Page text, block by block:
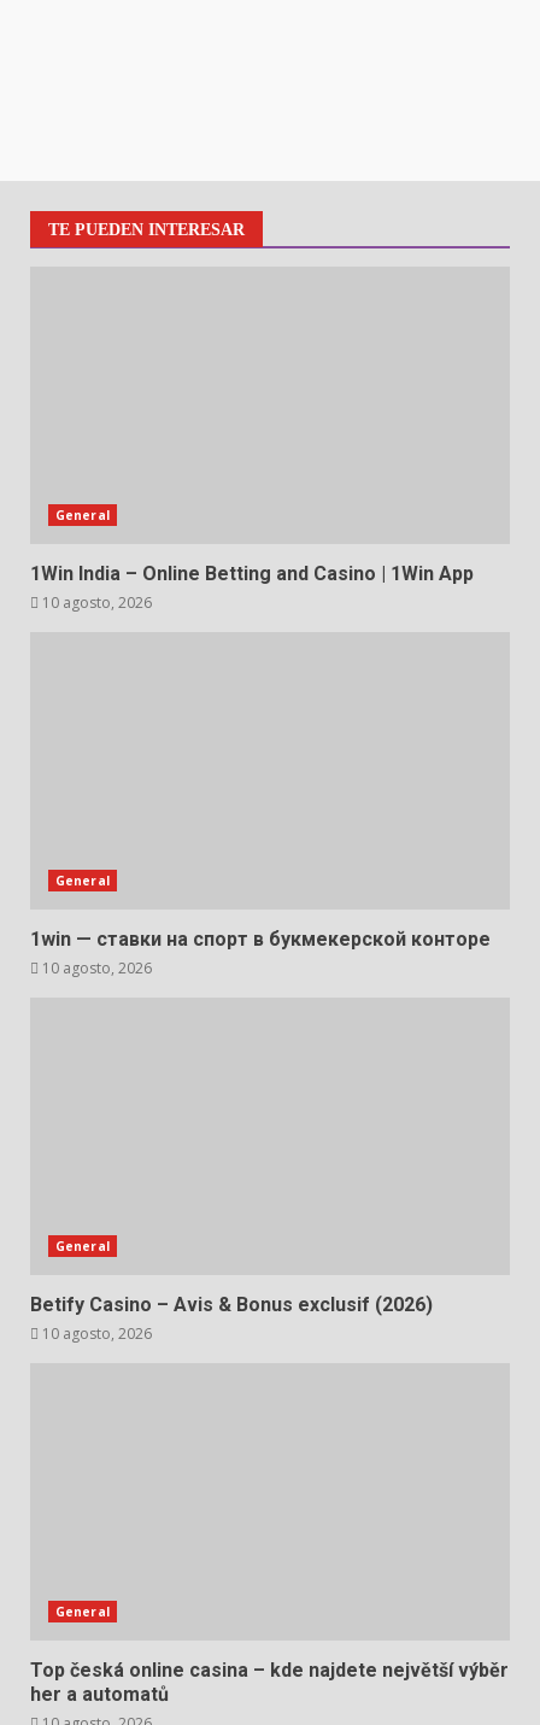
TE PUEDEN INTERESAR
General
1Win India – Online Betting and Casino | 1Win App
10 agosto, 2026
General
1win — ставки на спорт в букмекерской конторе
10 agosto, 2026
General
Betify Casino – Avis & Bonus exclusif (2026)
10 agosto, 2026
General
Top česká online casina – kde najdete největší výběr
her a automatů